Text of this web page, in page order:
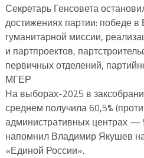
Секретарь Генсовета
достижениях партии: победе
гуманитарной миссии,
и партпроектов,
первичных отделений,
МГЕР
На выборах-2025 в
среднем получила 60,5%
административных центрах —
напомнил Владимир Якушев
«Единой России».